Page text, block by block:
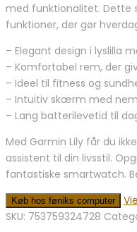
med funktionalitet. Dette
funktioner, der gør
– Elegant design i lyslilla
– Komfortabel rem, der
– Ideel til fitness og
– Intuitiv skærm med
– Lang batterilevetid til
Med Garmin Lily får du
assistent til din livsstil.
fantastiske smartwatch.
Køb hos føniks computer
SKU: 753759324728